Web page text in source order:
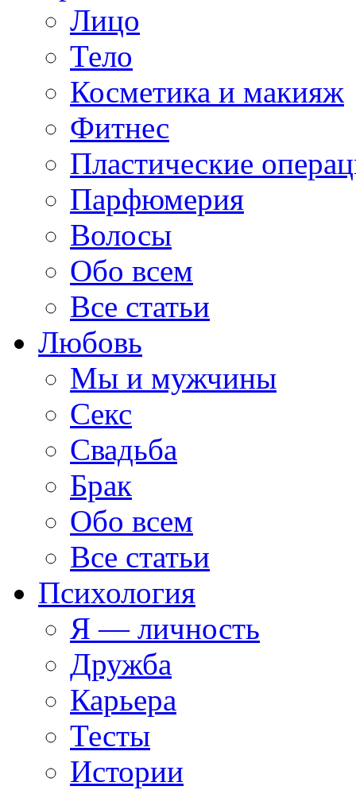
Лицо
Тело
Косметика и макияж
Фитнес
Пластические
Парфюмерия
Волосы
Обо всем
Все статьи
Любовь
Мы и мужчины
Секс
Свадьба
Брак
Обо всем
Все статьи
Психология
Я — личность
Дружба
Карьера
Тесты
Истории